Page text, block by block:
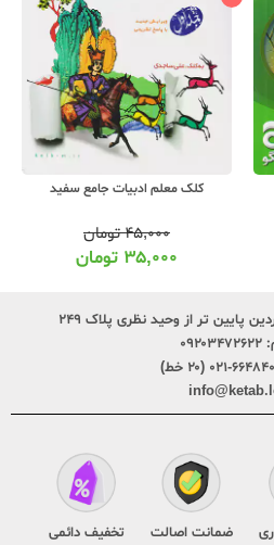
کلک معلم ادبیات جامع سفید
۴۵,۰۰۰تومان
۳۵,۰۰۰ تومان
۰۹۲۰۳۴۷۲۶۲۲
۰۲۱ (۲۰ خط)
ضمانت اصالت تخفیف دائمی